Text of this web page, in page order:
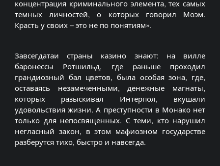
концентрация криминального элемента, тех самых
темных личностей, о которых говорил Моэм.
Красть у своих – это не по понятиям».
Завсегдатаи страны казино знают: на вилле
баронессы Ротшильд, где раньше проходил
грандиозный бал цветов, была особая зона, где,
оставаясь незамеченными, денежные магнаты,
которых разыскивал Интерпол, вкушали
удовольствия жизни. А преступности в Монако нет
только для непосвященных. С теми, кто нарушил
негласный закон, в этом мафиозном государстве
разберутся тихо, быстро и навсегда.